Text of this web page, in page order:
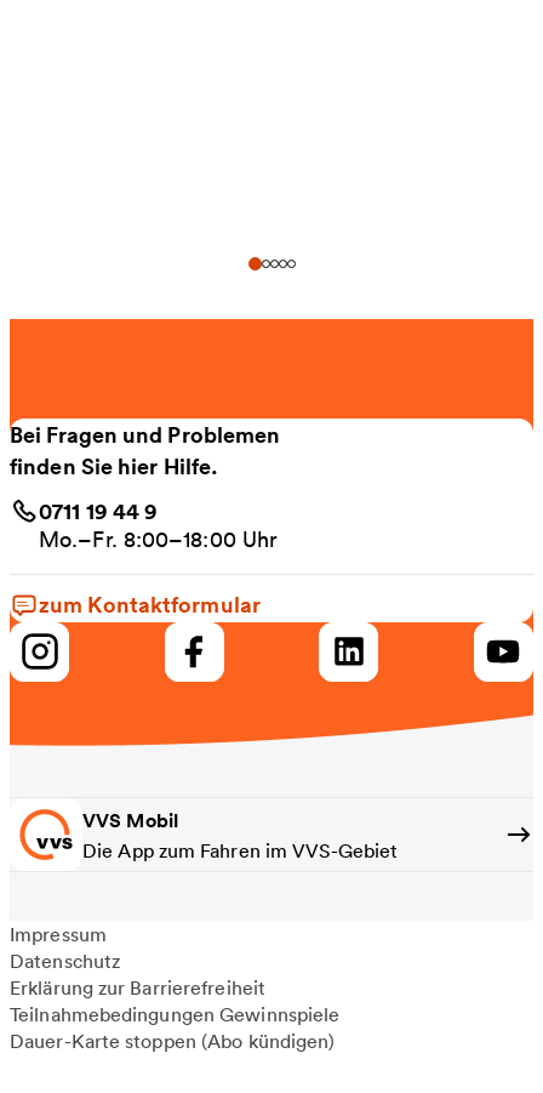
Bei Fragen und Problemen
finden Sie hier Hilfe.
0711 19 44 9
Mo.–Fr. 8:00–18:00 Uhr
zum Kontaktformular
VVS Mobil
Die App zum Fahren im VVS-Gebiet
Impressum
Datenschutz
Erklärung zur Barrierefreiheit
Teilnahmebedingungen Gewinnspiele
Dauer-Karte stoppen (Abo kündigen)